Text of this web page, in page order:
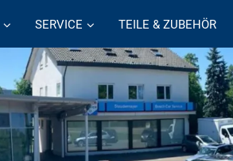
SERVICE TEILE & ZUBEHÖR